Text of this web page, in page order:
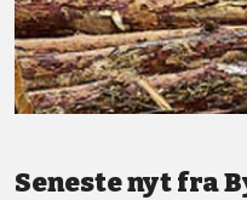
Seneste nyt fra